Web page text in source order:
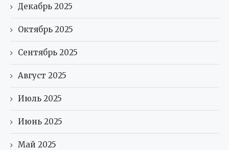
Декабрь 2025
Октябрь 2025
Сентябрь 2025
Август 2025
Июль 2025
Июнь 2025
Май 2025